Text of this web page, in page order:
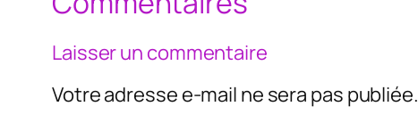
Laisser un commentaire
Votre adresse e-mail ne sera pas publiée.